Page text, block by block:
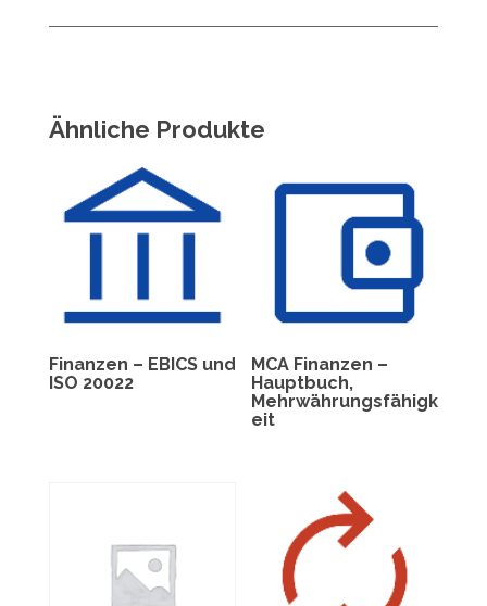
Ähnliche Produkte
Finanzen – EBICS und
ISO 20022
MCA Finanzen –
Hauptbuch,
Mehrwährungsfähigk
eit